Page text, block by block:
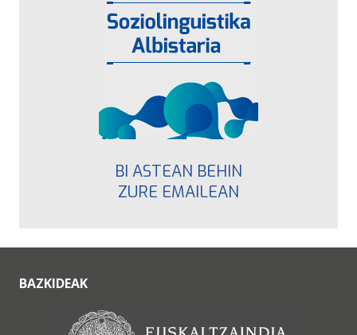
BI ASTEAN BEHIN
ZURE EMAILEAN
BAZKIDEAK